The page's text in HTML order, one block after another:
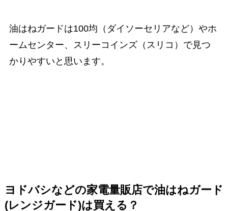
油はねガードは100均（ダイソーセリアなど）やホ
ームセンター、スリーコインズ（スリコ）で見つ
かりやすいと思います。
ヨドバシなどの家電量販店で油はねガード
(レンジガード)は買える？